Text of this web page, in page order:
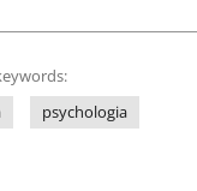
psychologia